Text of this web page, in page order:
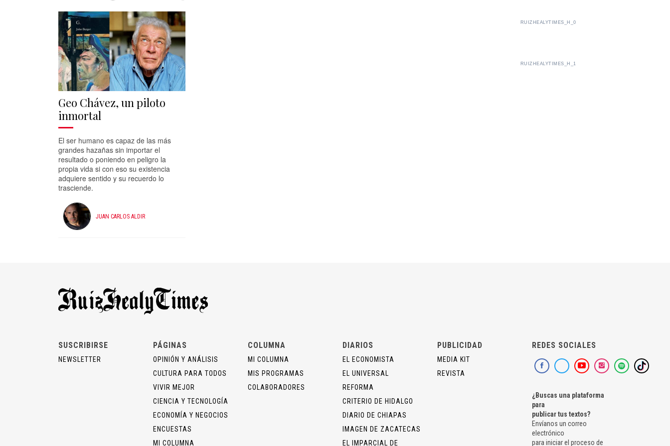
Geo Chávez, un piloto
inmortal
El ser humano es capaz de las más
grandes hazañas sin importar el
resultado o poniendo en peligro la
propia vida si con eso su existencia
adquiere sentido y su recuerdo lo
trasciende.
JUAN CARLOS ALDIR
RUIZHEALYTIMES_H_0
RUIZHEALYTIMES_H_1
SUSCRIBIRSE
NEWSLETTER
PÁGINAS
OPINIÓN Y ANÁLISIS
CULTURA PARA TODOS
VIVIR MEJOR
CIENCIA Y TECNOLOGÍA
ECONOMÍA Y NEGOCIOS
ENCUESTAS
MI COLUMNA
COLUMNA
MI COLUMNA
MIS PROGRAMAS
COLABORADORES
DIARIOS
EL ECONOMISTA
EL UNIVERSAL
REFORMA
CRITERIO DE HIDALGO
DIARIO DE CHIAPAS
IMAGEN DE ZACATECAS
EL IMPARCIAL DE
PUBLICIDAD
MEDIA KIT
REVISTA
REDES SOCIALES
¿Buscas una plataforma
para
publicar tus textos?
Envíanos un correo
electrónico
para iniciar el proceso de